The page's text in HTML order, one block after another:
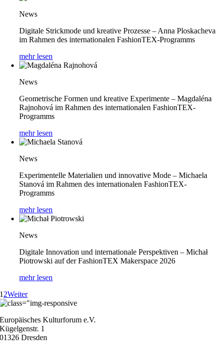
News
Digitale Strickmode und kreative Prozesse – Anna Ploskacheva
im Rahmen des internationalen FashionTEX-Programms
mehr lesen
News
Geometrische Formen und kreative Experimente – Magdaléna
Rajnohová im Rahmen des internationalen FashionTEX-
Programms
mehr lesen
News
Experimentelle Materialien und innovative Mode – Michaela
Stanová im Rahmen des internationalen FashionTEX-
Programms
mehr lesen
News
Digitale Innovation und internationale Perspektiven – Michał
Piotrowski auf der FashionTEX Makerspace 2026
mehr lesen
1 2Weiter
Europäisches Kulturforum e.V.
Kügelgenstr. 1
01326 Dresden